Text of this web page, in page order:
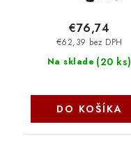
Na sklade (20 ks)
€62,39 bez DPH
€76,74
DO KOŠÍKA